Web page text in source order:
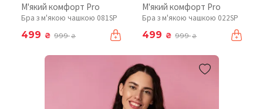
М'який комфорт Pro
Бра з м'якою чашкою 081SP
499 ₴ 999₴
М'який комфорт Pro
Бра з м'якою чашкою 022SP
499 ₴ 999₴